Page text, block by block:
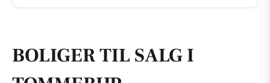
BOLIGER TIL SALG I